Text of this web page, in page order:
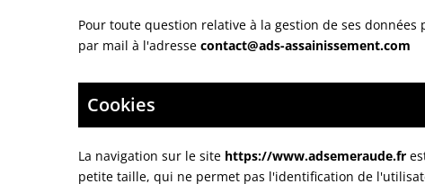
Pour toute question relative à la gestion de ses
par mail à l'adresse contact@ads-assainissement.com
Cookies
La navigation sur le site https://www.adsemeraude.fr
petite taille, qui ne permet pas l'identification de